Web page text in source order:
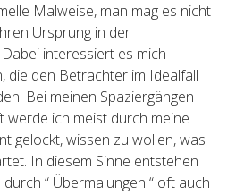
Malweise, man mag es nicht
Ursprung in der
interessiert es mich
die den Betrachter im Idealfall
Bei meinen Spaziergängen
werde ich meist durch meine
gelockt, wissen zu wollen, was
In diesem Sinne entstehen
“ Übermalungen “ oft auch